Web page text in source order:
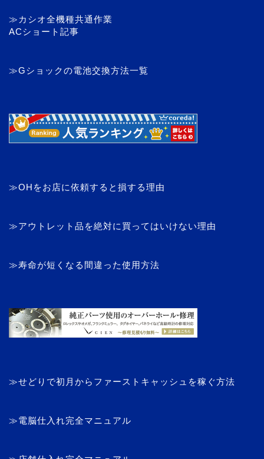
≫カシオ全機種共通作業
ACショート記事
≫Gショックの電池交換方法一覧
≫OHをお店に依頼すると損する理由
≫アウトレット品を絶対に買ってはいけない理由
≫寿命が短くなる間違った使用方法
≫せどりで初月からファーストキャッシュを稼ぐ方法
≫電脳仕入れ完全マニュアル